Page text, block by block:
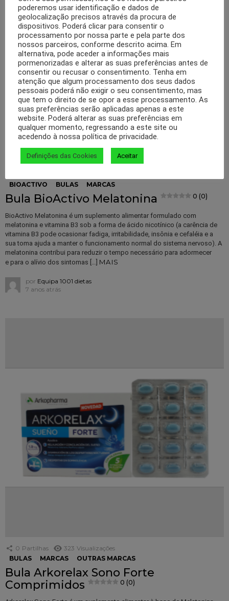
BIOACTIVO
BULAS MARCAS
Bula BioActivo Melatonina 0 (0)
BioActivo Melatonina é um suplemento alimentar formulado com
melatonina e vitamina B3 sob a forma de ácido nicotínico (a carência de
vitamina B3 pode ocasionar fadiga, irritabilidade, insônia e cefaléia e a
sua toma ajuda a manter o funcionamento normal do sistema nervoso). A
melatonina contribui para reduzir o tempo necessário para adormecer
e para o alívio dos sintomas […] MAIS
por Equipa 1001 dietas
7 anos atrás
0 Partilhas 323 Visualizações
BULAS
MARCAS OUTRAS MARCAS
Bula Arkorelax Sono Forte
Comprimidos
0 (0)
poderemos usar identificação e dados de
geolocalização precisos através da procura de
dispositivos. Poderá clicar para consentir o
processamento por nossa parte e pela parte dos
nossos parceiros, conforme descrito acima. Em
alternativa, pode aceder a informações mais
pormenorizadas e alterar as suas preferências antes de
consentir ou recusar o consentimento. Tenha em
atenção que algum processamento dos seus dados
pessoais poderá não exigir o seu consentimento, mas
que tem o direito de se opor a esse processamento. As
suas preferências serão aplicadas apenas a este
website. Poderá alterar as suas preferências em
qualquer momento, regressando a este site ou
acedendo à nossa política de privacidade.
Definições das Cookies Aceitar